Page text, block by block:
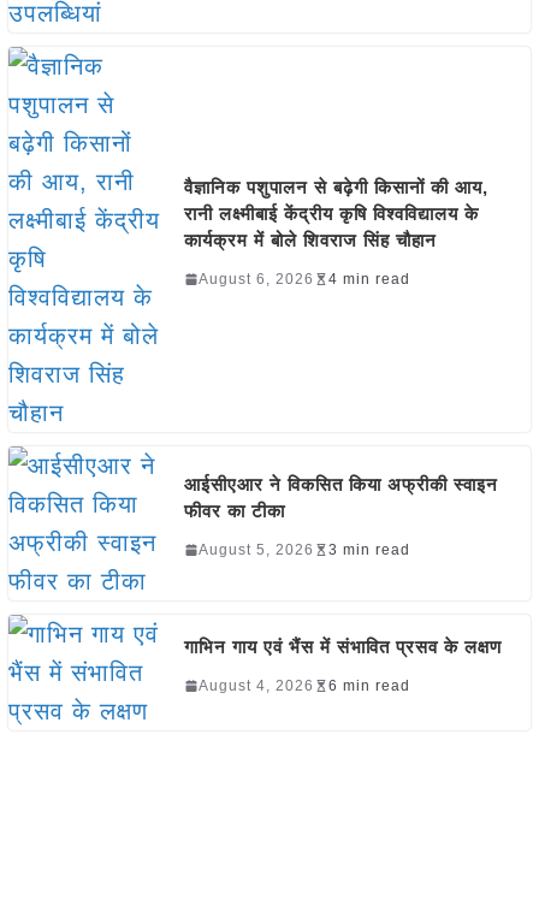
वैज्ञानिक पशुपालन से बढ़ेगी किसानों की आय,
रानी लक्ष्मीबाई केंद्रीय कृषि विश्वविद्यालय के
कार्यक्रम में बोले शिवराज सिंह चौहान
August 6, 2026 4 min read
आईसीएआर ने विकसित किया अफ्रीकी स्वाइन
फीवर का टीका
August 5, 2026 3 min read
गाभिन गाय एवं भैंस में संभावित प्रसव के लक्षण
August 4, 2026 6 min read